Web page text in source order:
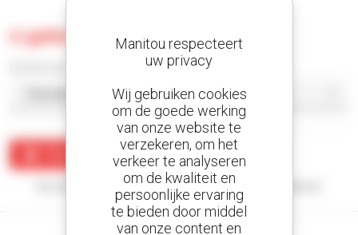
0 gebruikt afwerker
Maak een waarschuwing
Uw zoekopdracht heeft geen enkel resultaat opgeleverd.
Manitou respecteert
uw privacy
Wij gebruiken cookies
om de goede werking
van onze website te
verzekeren, om het
verkeer te analyseren
om de kwaliteit en
persoonlijke ervaring
te bieden door middel
van onze content en